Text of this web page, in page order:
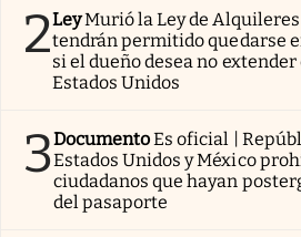
2LeyMurió la Ley de
tendrán permitido quedarse
si el dueño desea no
Estados Unidos
3DocumentoEs oficial |
Estados Unidos y México
ciudadanos que hayan
del pasaporte